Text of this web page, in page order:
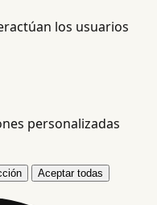
los usuarios
personalizadas
Aceptar todas